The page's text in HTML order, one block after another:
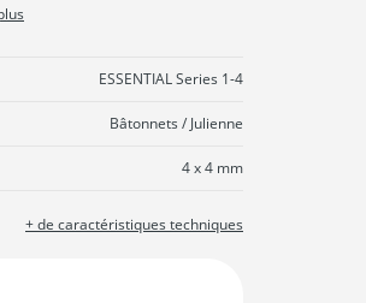
ESSENTIAL Series 1-4
Bâtonnets / Julienne
4 x 4 mm
+ de caractéristiques techniques